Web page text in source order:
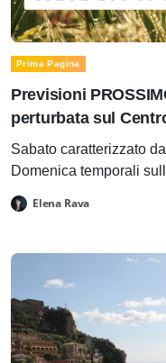
Prima Pagina
Previsioni
perturbata sul
Sabato caratterizzato
Domenica temporali
Elena Rava